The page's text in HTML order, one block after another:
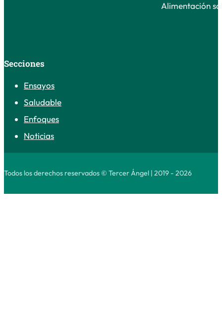
Alimentación
Secciones
Ensayos
Saludable
Enfoques
Noticias
Todos los derechos reservados © Tercer Ángel | 2019 - 2026